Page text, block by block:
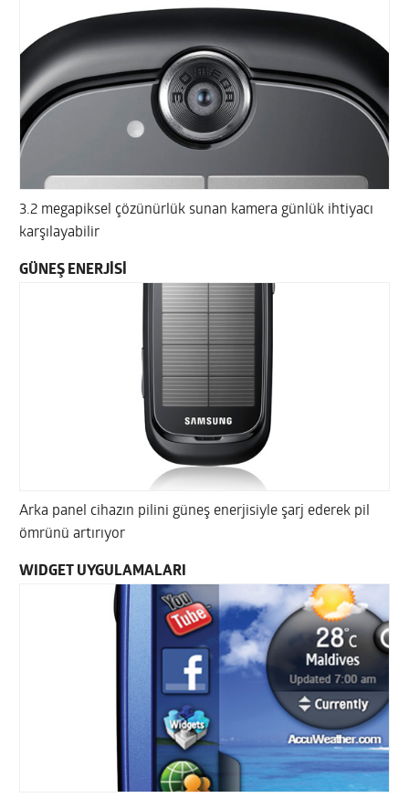
3.2 megapiksel çözünürlük sunan kamera günlük ihtiyacı
karşılayabilir
GÜNEŞ ENERJİSİ
Arka panel cihazın pilini güneş enerjisiyle şarj ederek pil
ömrünü artırıyor
WIDGET UYGULAMALARI